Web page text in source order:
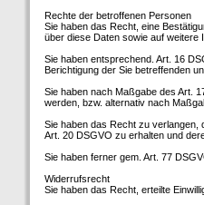
Rechte der betroffenen Personen
Sie haben das Recht, eine
über diese Daten sowie auf weitere
Sie haben entsprechend. Art. 16
Berichtigung der Sie betreffenden
Sie haben nach Maßgabe des Art.
werden, bzw. alternativ nach
Sie haben das Recht zu verlangen,
Art. 20 DSGVO zu erhalten und
Sie haben ferner gem. Art. 77
Widerrufsrecht
Sie haben das Recht, erteilte